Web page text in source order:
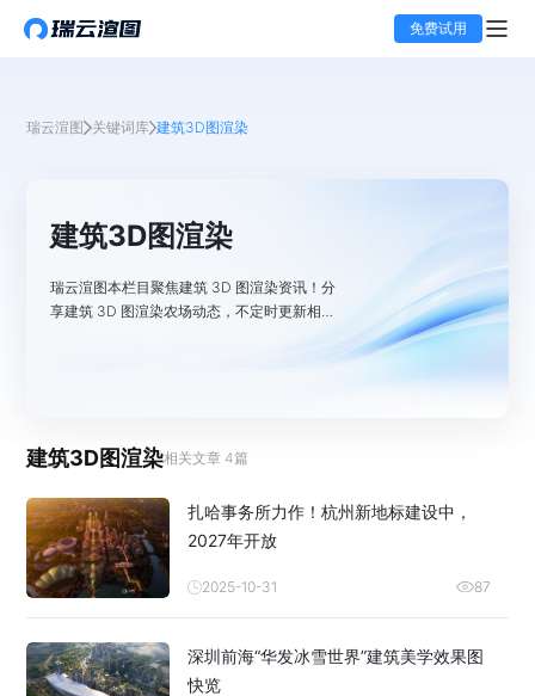
免费试用
瑞云渲图 关键词库 建筑3D图渲染
建筑3D图渲染
瑞云渲图本栏目聚焦建筑 3D 图渲染资讯！分
享建筑 3D 图渲染农场动态，不定时更新相关
建筑3D图渲染相关文章 4篇
扎哈事务所力作！杭州新地标建设中，
2027年开放
2025-10-31 87
深圳前海“华发冰雪世界”建筑美学效果图
快览